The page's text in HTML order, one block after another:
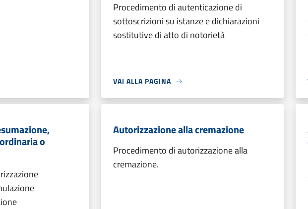
Procedimento di autenticazione di
sottoscrizioni su istanze e dichiarazioni
sostitutive di atto di notorietà
VAI ALLA PAGINA
o
Autorizzazione alla cremazione
Procedimento di autorizzazione alla
cremazione.